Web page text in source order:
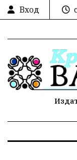
Вход